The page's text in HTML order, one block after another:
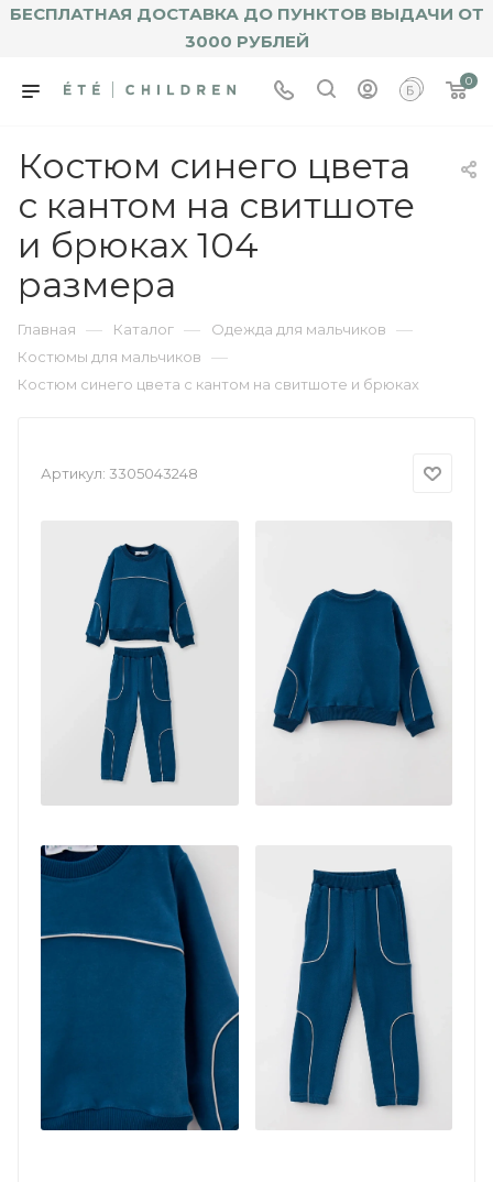
БЕСПЛАТНАЯ ДОСТАВКА ДО ПУНКТОВ ВЫДАЧИ ОТ
3000 РУБЛЕЙ
0
Костюм синего цвета
с кантом на свитшоте
и брюках 104
размера
Главная — Каталог — Одежда для мальчиков —
Костюмы для мальчиков —
Костюм синего цвета с кантом на свитшоте и брюках
Артикул: 3305043248